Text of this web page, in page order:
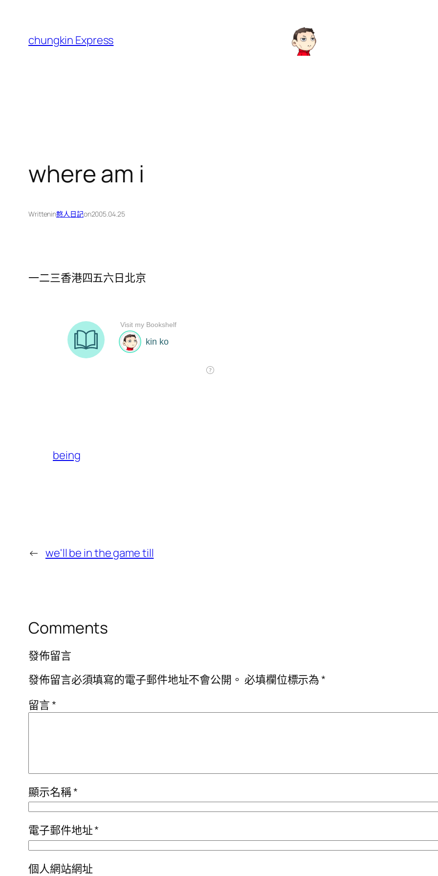
chungkin Express
where am i
Writtenin憨人日記on2005.04.25
一二三香港四五六日北京
being
← we'll be in the game till
Comments
發佈留言
發佈留言必須填寫的電子郵件地址不會公開。 必填欄位標示為*
留言*
顯示名稱*
電子郵件地址*
個人網站網址